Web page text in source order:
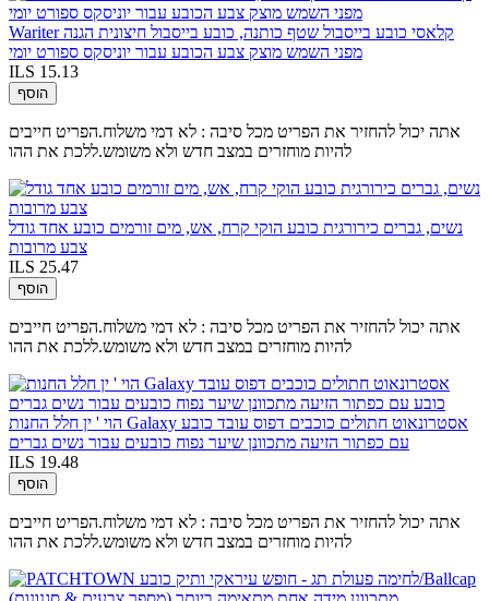
Wariter קלאסי כובע בייסבול שטף כותנה, כובע בייסבול חיצונית הגנה
מפני השמש מוצק צבע הכובע עבור יוניסקס ספורט יומי
ILS 15.13
הוסף
אתה יכול להחזיר את הפריט מכל סיבה : לא דמי משלוח.הפריט חייבים
להיות מוחזרים במצב חדש ולא משומש.ללכת את ההו
נשים, גברים כירורגית כובע הוקי קרח, אש, מים זורמים כובע אחד גודל
צבע מרובות
ILS 25.47
הוסף
אתה יכול להחזיר את הפריט מכל סיבה : לא דמי משלוח.הפריט חייבים
להיות מוחזרים במצב חדש ולא משומש.ללכת את ההו
הוי ' ין חלל החנות Galaxy אסטרונאוט חתולים כוכבים דפוס עובד כובע
עם כפתור הזיעה מתכוונן שיער נפוח כובעים עבור נשים גברים
ILS 19.48
הוסף
אתה יכול להחזיר את הפריט מכל סיבה : לא דמי משלוח.הפריט חייבים
להיות מוחזרים במצב חדש ולא משומש.ללכת את ההו